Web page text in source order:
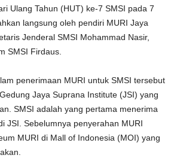
Ulang Tahun (HUT) ke-7 SMSI pada 7
langsung oleh pendiri MURI Jaya
Jenderal SMSI Mohammad Nasir,
SMSI Firdaus.
penerimaan MURI untuk SMSI tersebut
Jaya Suprana Institute (JSI) yang
SMSI adalah yang pertama menerima
JSI. Sebelumnya penyerahan MURI
MURI di Mall of Indonesia (MOI) yang